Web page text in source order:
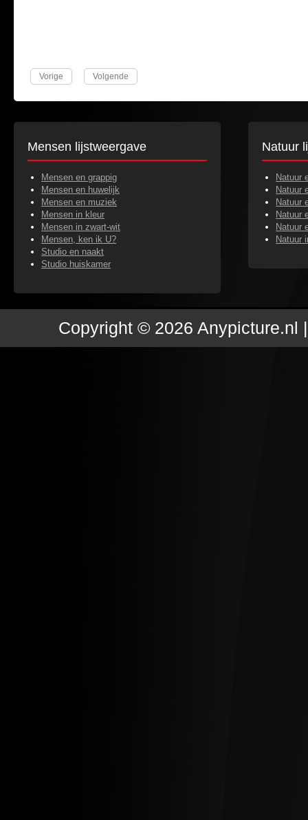
Vorige Volgende
Mensen lijstweergave
Mensen en grappig
Mensen en huwelijk
Mensen en muziek
Mensen in kleur
Mensen in zwart-wit
Mensen, ken ik U?
Studio en naakt
Studio huiskamer
Natuur
Natuur
Natuur
Natuur
Natuur
Natuur
Natuur
Copyright © 2026 Anypicture.nl